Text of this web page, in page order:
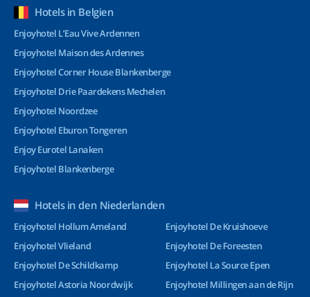
Hotels in Belgien
Enjoyhotel L’Eau Vive Ardennen
Enjoyhotel Maison des Ardennes
Enjoyhotel Corner House Blankenberge
Enjoyhotel Drie Paardekens Mechelen
Enjoyhotel Noordzee
Enjoyhotel Eburon Tongeren
Enjoy Eurotel Lanaken
Enjoyhotel Blankenberge
Hotels in den Niederlanden
Enjoyhotel Hollum Ameland
Enjoyhotel Vlieland
Enjoyhotel De Schildkamp
Enjoyhotel Astoria Noordwijk
Enjoyhotel De Kruishoeve
Enjoyhotel De Foreesten
Enjoyhotel La Source Epen
Enjoyhotel Millingen aan de Rijn